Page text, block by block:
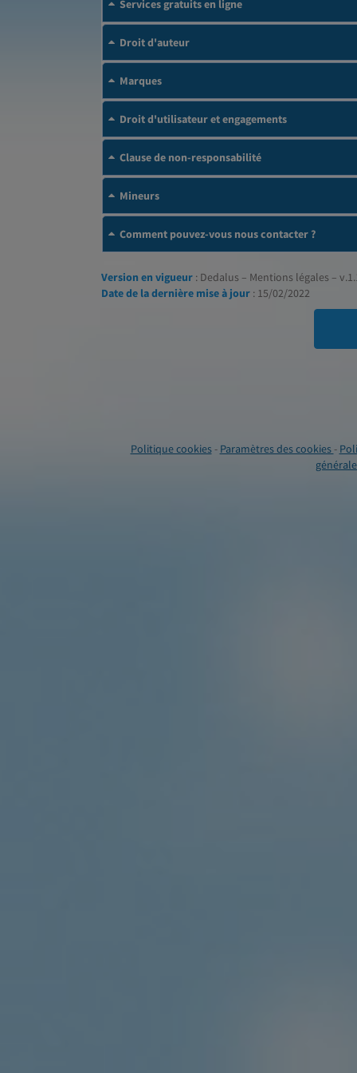
Services gratuits en ligne
Droit d'auteur
Marques
Droit d'utilisateur et engagements
Clause de non-responsabilité
Mineurs
Comment pouvez-vous nous contacter ?
Version en vigueur : Dedalus – Mentions légales –
Date de la dernière mise à jour : 15/02/2022
Politique cookies- Paramètres des cookies-